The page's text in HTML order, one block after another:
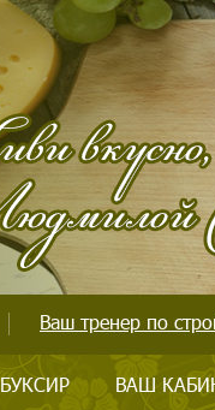
Ваш тренер по
БУКСИР ВАШ